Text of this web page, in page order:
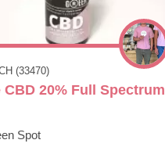
(33470)
CBD 20% Full Spectrum
Spot